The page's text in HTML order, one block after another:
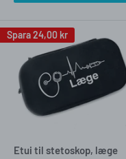
Spara24,00 kr
Etui til stetoskop, læge